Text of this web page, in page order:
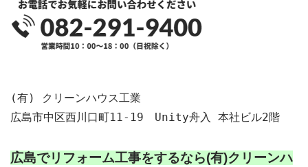
(有) クリーンハウス工業
広島市中区西川口町11-19　Unity舟入 本社ビル2階
広島でリフォーム工事をするなら(有)クリーンハ